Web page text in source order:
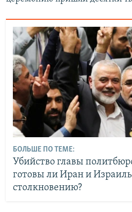
БОЛЬШЕ ПО ТЕМЕ:
Убийство главы
готовы ли Иран и
столкновению?